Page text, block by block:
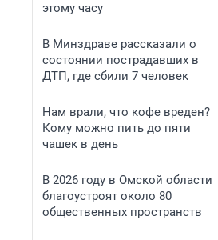
этому часу
В Минздраве рассказали о
состоянии пострадавших в
ДТП, где сбили 7 человек
Нам врали, что кофе вреден?
Кому можно пить до пяти
чашек в день
В 2026 году в Омской области
благоустроят около 80
общественных пространств